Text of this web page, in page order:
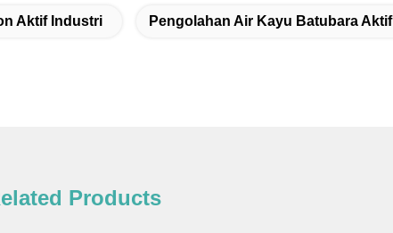
Aktif Industri Pengolahan Air Kayu Batubara Aktif
Products